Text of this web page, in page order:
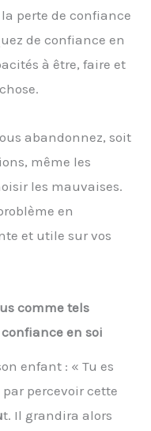
perte de confiance
de confiance en
à être, faire et
abandonnez, soit
même les
les mauvaises.
en
et utile sur vos
comme tels
en soi
enfant : « Tu es
percevoir cette
t. Il grandira alors